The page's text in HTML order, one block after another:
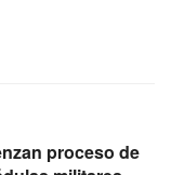
proceso de